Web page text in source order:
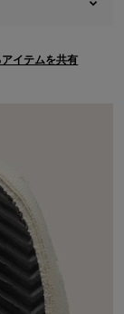
イテムを共有